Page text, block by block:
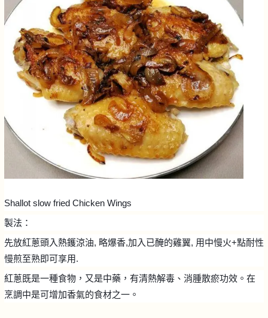
Shallot slow fried Chicken Wings
製法：
先放紅蔥頭入熱鑊涼油, 略爆香,加入已醃的雞翼, 用中慢火+點耐性
慢煎至熟即可享用.
紅蔥既是一種食物，又是中藥，有清熱解毒、消腫散瘀功效。在
烹調中是可增加香氣的食材之一。